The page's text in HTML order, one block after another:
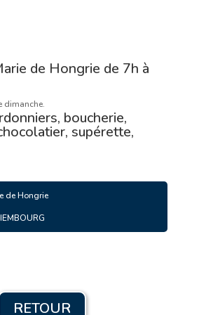
de Hongrie de 7h à
dimanche.
boucherie,
supérette,
de Hongrie
RETOUR